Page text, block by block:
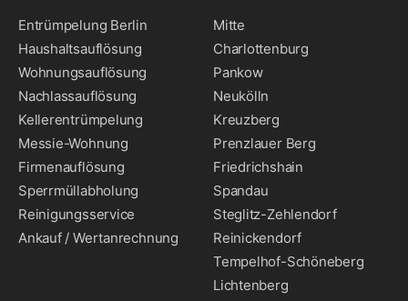
Entrümpelung Berlin
Haushaltsauflösung
Wohnungsauflösung
Nachlassauflösung
Kellerentrümpelung
Messie-Wohnung
Firmenauflösung
Sperrmüllabholung
Reinigungsservice
Ankauf / Wertanrechnung
Mitte
Charlottenburg
Pankow
Neukölln
Kreuzberg
Prenzlauer Berg
Friedrichshain
Spandau
Steglitz-Zehlendorf
Reinickendorf
Tempelhof-Schöneberg
Lichtenberg